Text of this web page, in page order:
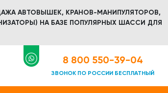
АВТОВЫШЕК, КРАНОВ-МАНИПУЛЯТОРОВ,
НА БАЗЕ ПОПУЛЯРНЫХ ШАССИ ДЛЯ
8 800 550-39-04
ЗВОНОК ПО РОССИИ БЕСПЛАТНЫЙ